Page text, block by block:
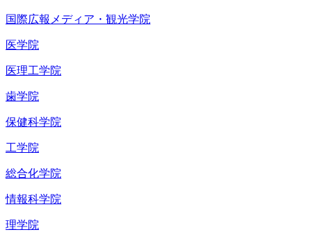
国際広報メディア・観光学院
医学院
医理工学院
歯学院
保健科学院
工学院
総合化学院
情報科学院
理学院